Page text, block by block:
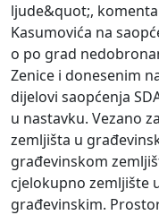
ljude&quot;,
Kasumovića na
o po grad
Zenice i donesenim
dijelovi saopćenja
u nastavku. Vezano
zemljišta u
građevinskom
cjelokupno zemljište
građevinskim.